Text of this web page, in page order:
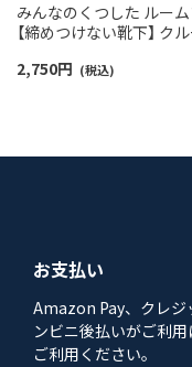
みんなのくつした ルー
【締めつけない靴下】 ク
2,750円 (税込)
お支払い
Amazon Pay、クレジ
ンビニ後払いがご利
ご利用ください。